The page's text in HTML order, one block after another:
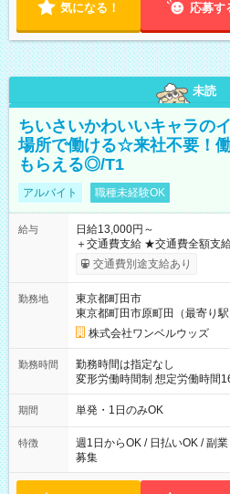
気になる！ 応募す
未読
ちいさいかわいいキャラの
場所で働ける☆来社不要！
もらえる◎/T1
アルバイト 職種未経験OK
給与
日給13,000円～
＋交通費支給 ★交通費全額支給！ ┗案件により規定あり ★日払
いOK！（規定あり） ┗働いた
ンビニATMから 日払い分を引き落とせま
交通費別途支給あり
勤務地
東京都町田市
東京都町田市原町田（最寄り駅
株式会社ワンベルウッズ
勤務時間
勤務時間は指定なし
変形労働時間制 想定労働時間160時間/月 【シフ
～21：00
期間 単発・1日のみOK
特徴
週1日からOK / 日払いOK / 副
募集